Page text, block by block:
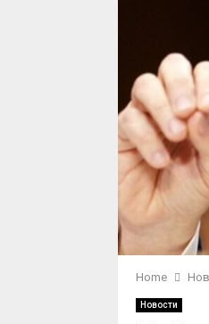
Home
Новости